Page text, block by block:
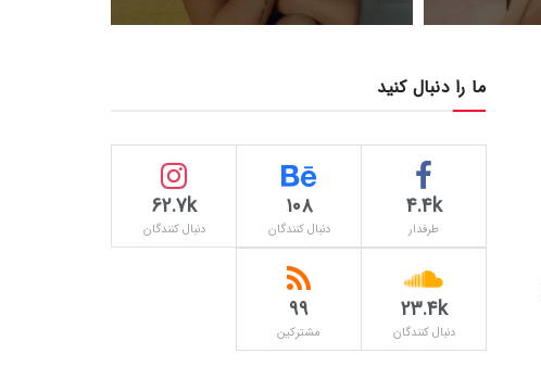
ما را دنبال کنید
4.4k
طرفدار
۱۰۸
دنبال کنندگان
62.7k
دنبال کنندگان
23.4k
دنبال کنندگان
۹۹
مشترکین